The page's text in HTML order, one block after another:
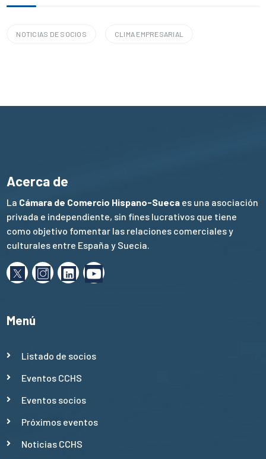
NOTICIAS DE SOCIOS CLIMA EMPRESARIAL
Acerca de
La Cámara de Comercio Hispano-Sueca es una asociación
privada e independiente, sin fines lucrativos que tiene
como objetivo fomentar las relaciones comerciales y
culturales entre España y Suecia.
Menú
Listado de socios
Eventos CCHS
Eventos socios
Próximos eventos
Noticias CCHS